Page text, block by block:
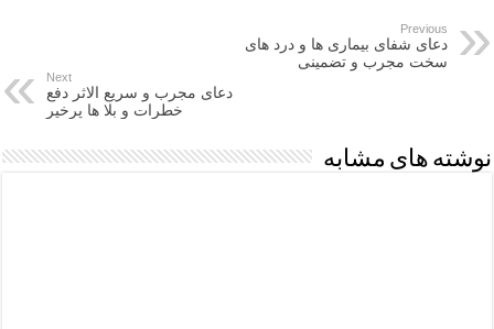
Previous
دعای شفای بیماری ها و درد های
سخت مجرب و تضمینی
Next
دعای مجرب و سریع الاثر دفع
خطرات و بلا ها پرخیر
نوشته های مشابه